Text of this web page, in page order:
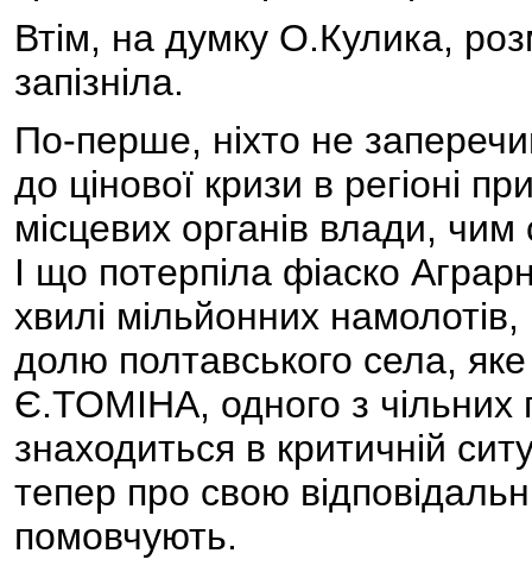
Втім, на думку О.Кулика,
запізніла.
По-перше, ніхто не
до цінової кризи в регіоні
місцевих органів влади, чим
І що потерпіла фіаско
хвилі мільйонних
долю полтавського села,
Є.ТОМІНА, одного з чільних
знаходиться в критичній
тепер про свою
помовчують.